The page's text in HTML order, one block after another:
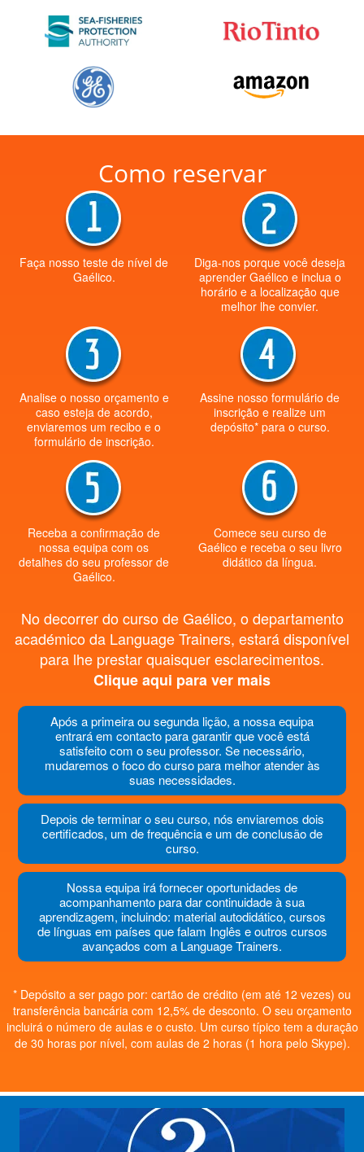
Como reservar
Faça nosso teste de nível de
Gaélico.
Diga-nos porque você deseja
aprender Gaélico e inclua o
horário e a localização que
melhor lhe convier.
Analise o nosso orçamento e
caso esteja de acordo,
enviaremos um recibo e o
formulário de inscrição.
Assine nosso formulário de
inscrição e realize um
depósito* para o curso.
Receba a confirmação de
nossa equipa com os
detalhes do seu professor de
Gaélico.
Comece seu curso de
Gaélico e receba o seu livro
didático da língua.
No decorrer do curso de Gaélico, o departamento
académico da Language Trainers, estará disponível
para lhe prestar quaisquer esclarecimentos.
Clique aqui para ver mais
Após a primeira ou segunda lição, a nossa equipa
entrará em contacto para garantir que você está
satisfeito com o seu professor. Se necessário,
mudaremos o foco do curso para melhor atender às
suas necessidades.
Depois de terminar o seu curso, nós enviaremos dois
certificados, um de frequência e um de conclusão de
curso.
Nossa equipa irá fornecer oportunidades de
acompanhamento para dar continuidade à sua
aprendizagem, incluindo: material autodidático, cursos
de línguas em países que falam Inglês e outros cursos
avançados com a Language Trainers.
* Depósito a ser pago por: cartão de crédito (em até 12 vezes) ou
transferência bancária com 12,5% de desconto. O seu orçamento
incluirá o número de aulas e o custo. Um curso típico tem a duração
de 30 horas por nível, com aulas de 2 horas (1 hora pelo Skype).